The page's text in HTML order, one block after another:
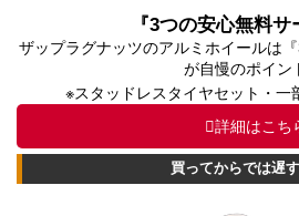
『3つの安心無料サ
ザップラグナッツのアルミホイールは
が自慢のポイン
※スタッドレスタイヤセット・一
詳細はこち
買ってからでは遅